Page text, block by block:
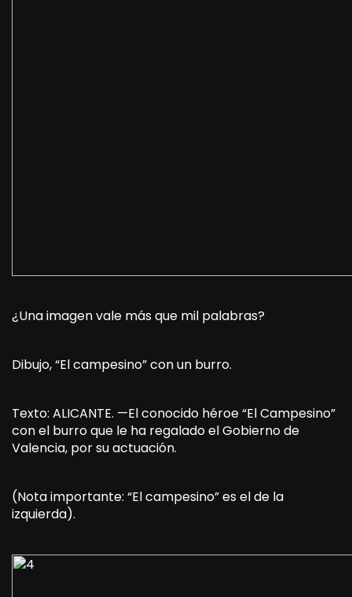
¿Una imagen vale más que mil palabras?
Dibujo, “El campesino” con un burro.
Texto: ALICANTE. —El conocido héroe “El Campesino”
con el burro que le ha regalado el Gobierno de
Valencia, por su actuación.
(Nota importante: “El campesino” es el de la
izquierda).